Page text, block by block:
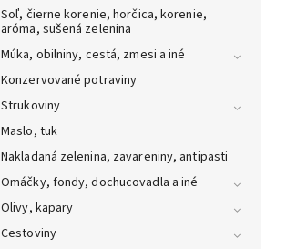
Soľ, čierne korenie, horčica, korenie,
aróma, sušená zelenina
Múka, obilniny, cestá, zmesi a iné
Konzervované potraviny
Strukoviny
Maslo, tuk
Nakladaná zelenina, zavareniny, antipasti
Omáčky, fondy, dochucovadla a iné
Olivy, kapary
Cestoviny